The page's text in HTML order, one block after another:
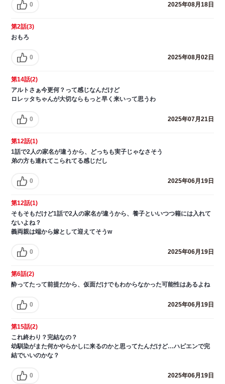
0 2025年08月18日
第2話(3)
おもろ
0 2025年08月02日
第14話(2)
アルトさぁ今更何？って感じなんだけど
ロレッタちゃんが大切ならもっと早く来いって思うわ
0 2025年07月21日
第12話(1)
1話で2人の家名が違うから、どっちも実子じゃなさそう
弟の方も連れてこられてる感じだし
0 2025年06月19日
第12話(1)
そもそもだけど1話で2人の家名が違うから、養子といいつつ籍には入れて
ないよね？
義両親は端から嫁として迎えてそうw
0 2025年06月19日
第6話(2)
酔ってたって前提だから、仮面だけでもわからなかった可能性はあるよね
0 2025年06月19日
第15話(2)
これ終わり？完結なの？
幼馴染がまた何かやらかしに来るのかと思ってたんだけど…ハピエンで完
結でいいのかな？
0 2025年06月19日